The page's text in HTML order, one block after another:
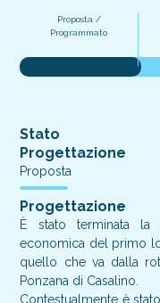
Proposta /
Programmato
Stato
Progettazione
Proposta
Progettazione
È stato terminata la
economica del primo
quello che va dalla
Ponzana di Casalino.
Contestualmente è